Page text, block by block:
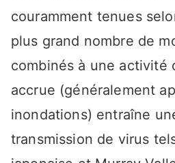
couramment tenues
plus grand nombre de
combinés à une activité
accrue (généralement
inondations) entraîne
transmission de virus